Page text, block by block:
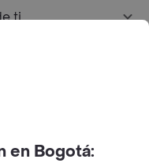
ti
en Bogotá: